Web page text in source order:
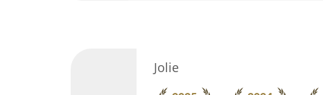
Jolie